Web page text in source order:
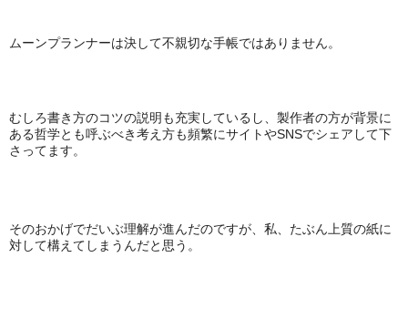
ムーンプランナーは決して不親切な手帳ではありません。
むしろ書き方のコツの説明も充実しているし、製作者の方が背景に
ある哲学とも呼ぶべき考え方も頻繁にサイトやSNSでシェアして下
さってます。
そのおかげでだいぶ理解が進んだのですが、私、たぶん上質の紙に
対して構えてしまうんだと思う。